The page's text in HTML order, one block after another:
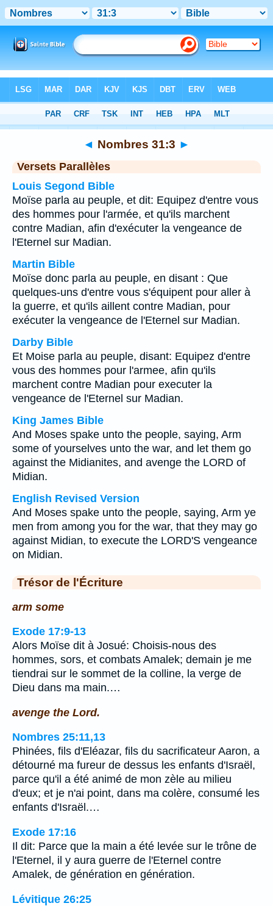
Chapitre 31> Verset 3
◄ Nombres 31:3 ►
Versets Parallèles
Louis Segond Bible
Moïse parla au peuple, et dit: Equipez d'entre vous
des hommes pour l'armée, et qu'ils marchent
contre Madian, afin d'exécuter la vengeance de
l'Eternel sur Madian.
Martin Bible
Moïse donc parla au peuple, en disant : Que
quelques-uns d'entre vous s'équipent pour aller à
la guerre, et qu'ils aillent contre Madian, pour
exécuter la vengeance de l'Eternel sur Madian.
Darby Bible
Et Moise parla au peuple, disant: Equipez d'entre
vous des hommes pour l'armee, afin qu'ils
marchent contre Madian pour executer la
vengeance de l'Eternel sur Madian.
King James Bible
And Moses spake unto the people, saying, Arm
some of yourselves unto the war, and let them go
against the Midianites, and avenge the LORD of
Midian.
English Revised Version
And Moses spake unto the people, saying, Arm ye
men from among you for the war, that they may go
against Midian, to execute the LORD'S vengeance
on Midian.
Trésor de l'Écriture
arm some
Exode 17:9-13
Alors Moïse dit à Josué: Choisis-nous des
hommes, sors, et combats Amalek; demain je me
tiendrai sur le sommet de la colline, la verge de
Dieu dans ma main.…
avenge the Lord.
Nombres 25:11,13
Phinées, fils d'Eléazar, fils du sacrificateur Aaron, a
détourné ma fureur de dessus les enfants d'Israël,
parce qu'il a été animé de mon zèle au milieu
d'eux; et je n'ai point, dans ma colère, consumé les
enfants d'Israël.…
Exode 17:16
Il dit: Parce que la main a été levée sur le trône de
l'Eternel, il y aura guerre de l'Eternel contre
Amalek, de génération en génération.
Lévitique 26:25